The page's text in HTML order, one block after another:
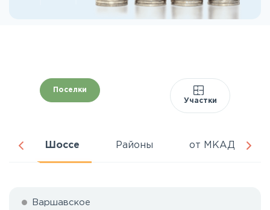
Поселки
Участки
Шоссе Районы от МКАД
Варшавское